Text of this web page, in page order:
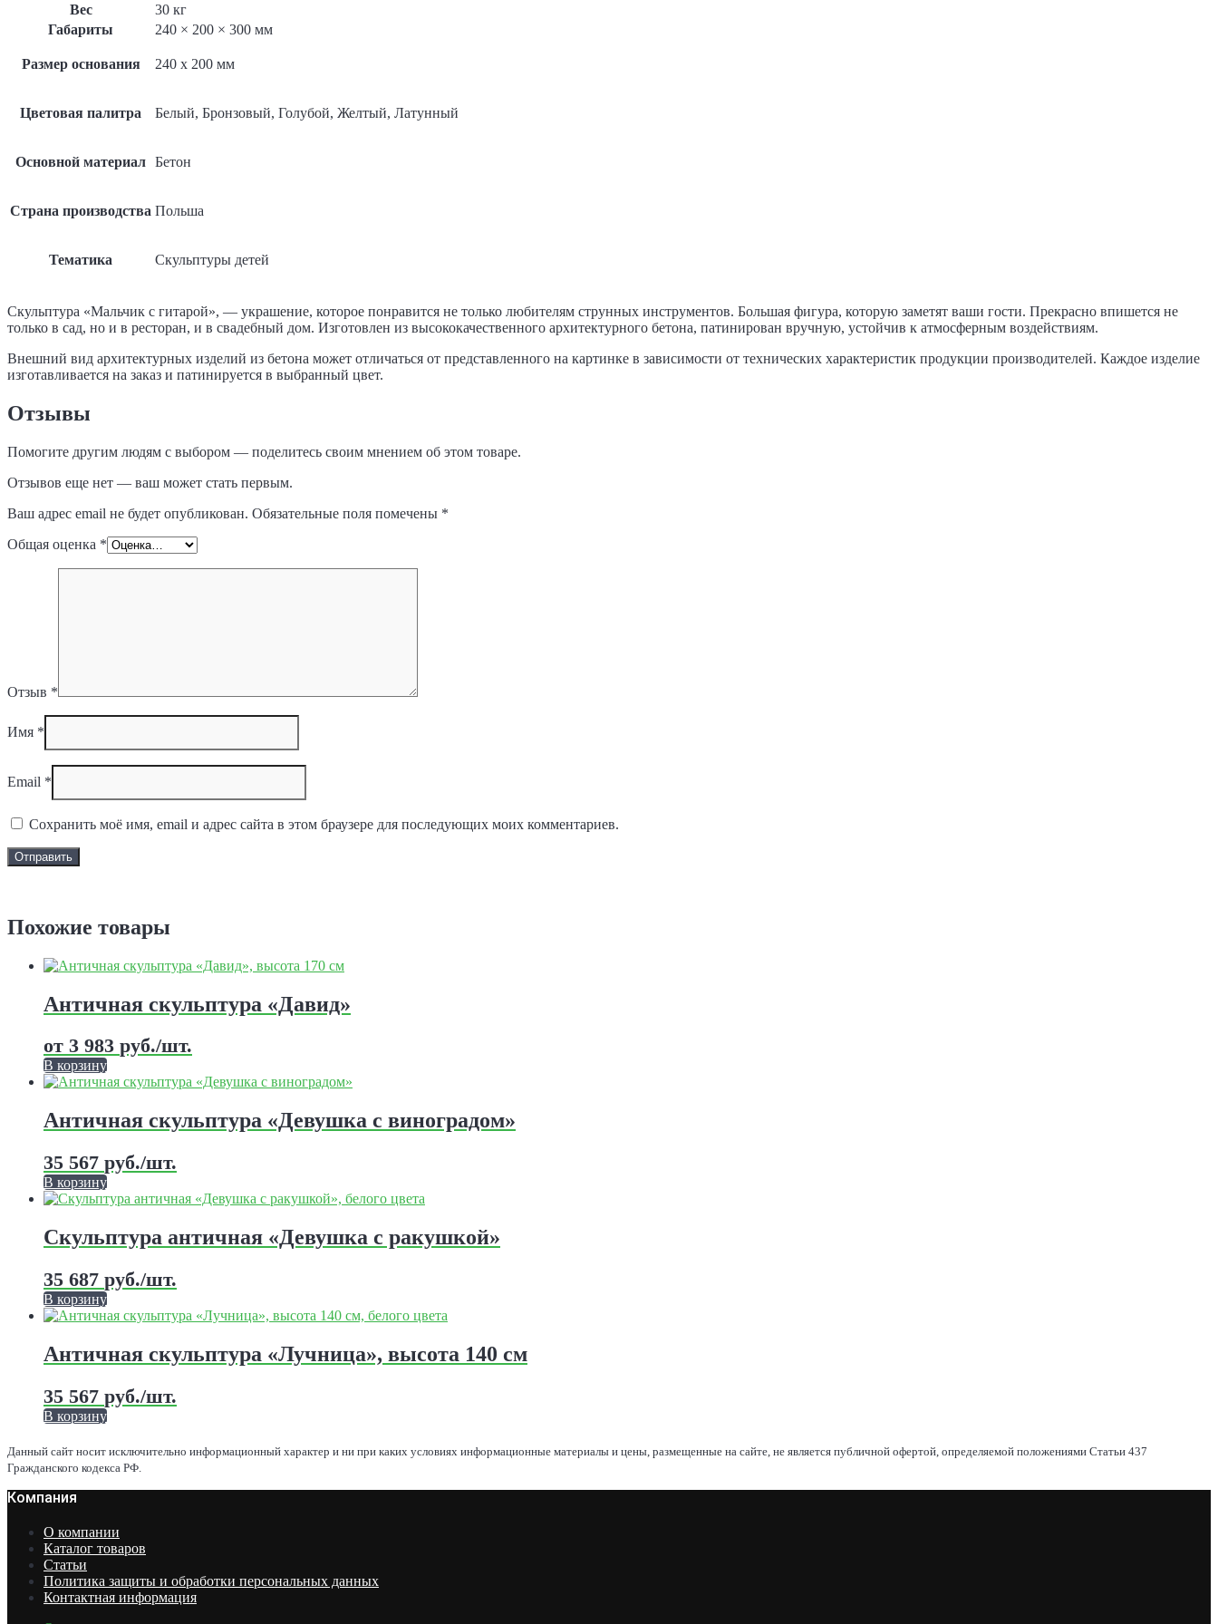
Вес
30 кг
Габариты
240 × 200 × 300 мм
Размер основания 240 x 200 мм
Цветовая палитра Белый, Бронзовый, Голубой, Желтый, Латунный
Основной материал Бетон
Страна производства Польша
Тематика Скульптуры детей
Скульптура «Мальчик с гитарой», — украшение, которое понравится не только любителям струнных инструментов. Большая фигура, которую заметят ваши гости. Прекрасно впишется не
только в сад, но и в ресторан, и в свадебный дом. Изготовлен из высококачественного архитектурного бетона, патинирован вручную, устойчив к атмосферным воздействиям.
Внешний вид архитектурных изделий из бетона может отличаться от представленного на картинке в зависимости от технических характеристик продукции производителей. Каждое изделие
изготавливается на заказ и патинируется в выбранный цвет.
Отзывы
Помогите другим людям с выбором — поделитесь своим мнением об этом товаре.
Отзывов еще нет — ваш может стать первым.
Ваш адрес email не будет опубликован. Обязательные поля помечены *
Общая оценка *
Отзыв *
Имя *
Email *
Сохранить моё имя, email и адрес сайта в этом браузере для последующих моих комментариев.
Похожие товары
Античная скульптура «Давид»
от 3 983 руб./шт.
В корзину
Этот
имеет
несколько
Опции
можно
выбрать
странице
товара.
Античная скульптура «Девушка с виноградом»
35 567 руб./шт.
В корзину
Этот
имеет
несколько
Опции
можно
выбрать
странице
товара.
Скульптура античная «Девушка с ракушкой»
35 687 руб./шт.
В корзину
Этот
имеет
несколько
Опции
можно
выбрать
на
Античная скульптура «Лучница», высота 140 см
35 567 руб./шт.
В корзину
товар
имеет
вариаций.
можно
выбрать
на
странице
товара.
Данный сайт носит исключительно информационный характер и ни при каких условиях информационные материалы и цены, размещенные на сайте, не является публичной офертой, определяемой положениями Статьи 437
Гражданского кодекса РФ.
Компания
О компании
Каталог товаров
Статьи
Политика защиты и обработки персональных данных
Контактная информация